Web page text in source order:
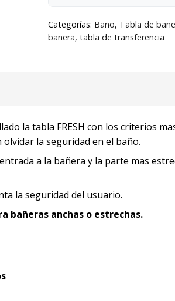
:
69
Categorías: Baño, Tabla de
bañera, tabla de transferencia
la tabla FRESH con los criterios
la seguridad en el baño.
a la bañera y la parte mas
la seguridad del usuario.
bañeras anchas o estrechas.